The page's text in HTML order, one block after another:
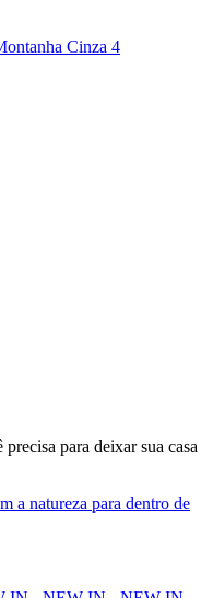
Cinza 4
para deixar sua casa
a natureza para dentro de